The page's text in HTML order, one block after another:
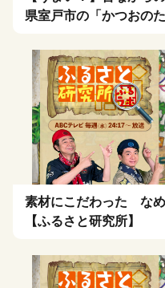
県室戸市の「かつおのた
素材にこだわった な
【ふるさと研究所】